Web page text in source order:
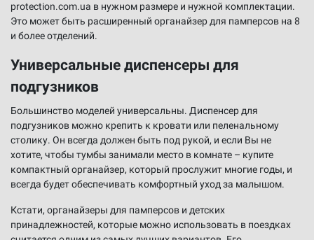
protection.com.ua в нужном размере и нужной комплектации.
Это может быть расширенный органайзер для памперсов на 8
и более отделений.
Универсальные диспенсеры для
подгузников
Большинство моделей универсальны. Диспенсер для
подгузников можно крепить к кровати или пеленальному
столику. Он всегда должен быть под рукой, и если Вы не
хотите, чтобы тумбы занимали место в комнате – купите
компактный органайзер, который прослужит многие годы, и
всегда будет обеспечивать комфортный уход за малышом.
Кстати, органайзеры для памперсов и детских
принадлежностей, которые можно использовать в поездках